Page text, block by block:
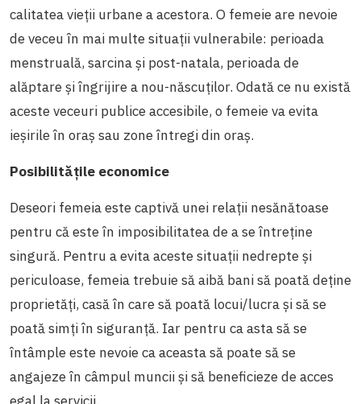
calitatea vieții urbane a acestora. O femeie are nevoie
de veceu în mai multe situații vulnerabile: perioada
menstruală, sarcina și post-natala, perioada de
alăptare și îngrijire a nou-născuților. Odată ce nu există
aceste veceuri publice accesibile, o femeie va evita
ieșirile în oraș sau zone întregi din oraș.
Posibilitățile economice
Deseori femeia este captivă unei relații nesănătoase
pentru că este în imposibilitatea de a se întreține
singură. Pentru a evita aceste situații nedrepte și
periculoase, femeia trebuie să aibă bani să poată deține
proprietăți, casă în care să poată locui/lucra și să se
poată simți în siguranță. Iar pentru ca asta să se
întâmple este nevoie ca aceasta să poate să se
angajeze în câmpul muncii și să beneficieze de acces